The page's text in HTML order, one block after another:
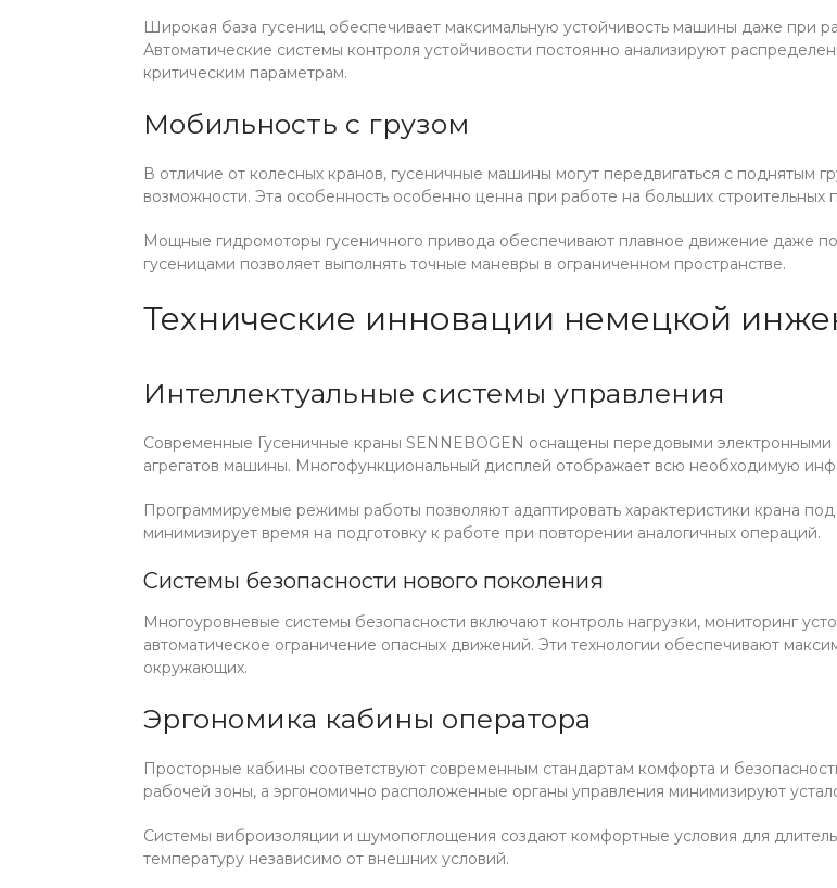
Широкая база гусениц обеспечивает максимальную устойчивость машины даже при
Автоматические системы контроля устойчивости постоянно анализируют
критическим параметрам.
Мобильность с грузом
В отличие от колесных кранов, гусеничные машины могут передвигаться с поднятым
возможности. Эта особенность особенно ценна при работе на больших
Мощные гидромоторы гусеничного привода обеспечивают плавное движение даже
гусеницами позволяет выполнять точные маневры в ограниченном пространстве.
Технические инновации немецкой
Интеллектуальные системы управления
Современные Гусеничные краны SENNEBOGEN оснащены передовыми электронными
агрегатов машины. Многофункциональный дисплей отображает всю необходимую
Программируемые режимы работы позволяют адаптировать характеристики крана
минимизирует время на подготовку к работе при повторении аналогичных операций.
Системы безопасности нового поколения
Многоуровневые системы безопасности включают контроль нагрузки, мониторинг
автоматическое ограничение опасных движений. Эти технологии обеспечивают
окружающих.
Эргономика кабины оператора
Просторные кабины соответствуют современным стандартам комфорта и
рабочей зоны, а эргономично расположенные органы управления минимизируют
Системы виброизоляции и шумопоглощения создают комфортные условия для
температуру независимо от внешних условий.